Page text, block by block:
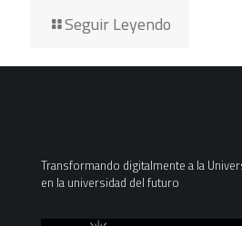
Seguir Leyendo
Transformando digitalmente a la
en la universidad del futuro